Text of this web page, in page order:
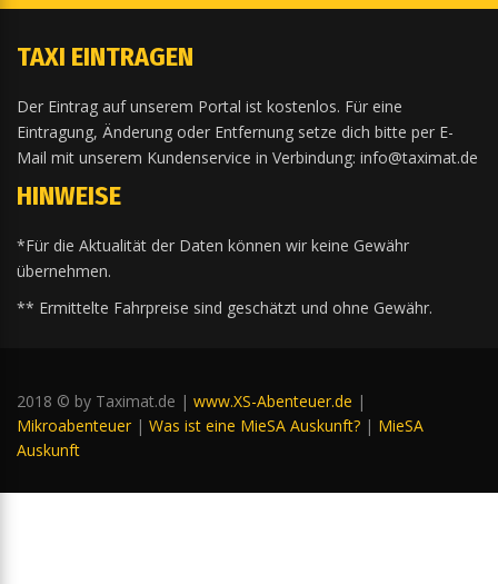
TAXI EINTRAGEN
Der Eintrag auf unserem Portal ist kostenlos. Für eine
Eintragung, Änderung oder Entfernung setze dich bitte per E-
Mail mit unserem Kundenservice in Verbindung: info@taximat.de
HINWEISE
*Für die Aktualität der Daten können wir keine Gewähr
übernehmen.
** Ermittelte Fahrpreise sind geschätzt und ohne Gewähr.
2018 © by Taximat.de | www.XS-Abenteuer.de |
Mikroabenteuer | Was ist eine MieSA Auskunft? | MieSA
Auskunft